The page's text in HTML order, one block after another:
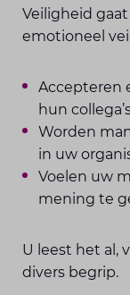
Veiligheid
emotioneel
Accepteren
hun
Worden
in uw
Voelen uw
mening te
U leest het al,
divers begrip.